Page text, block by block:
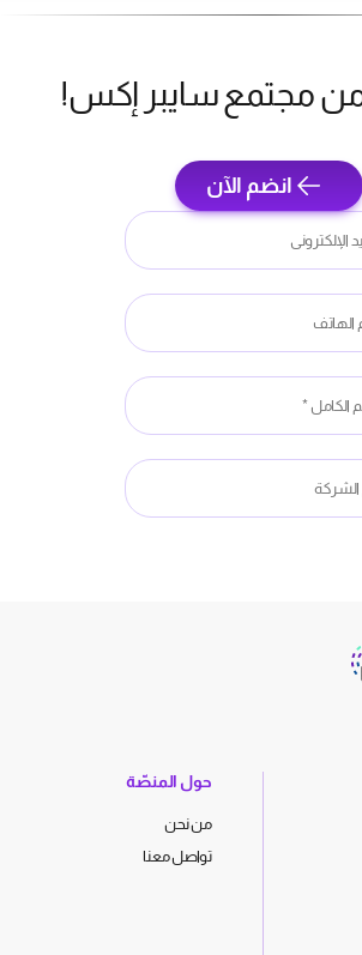
مجتمع سايبر إكس!
انضم الآن
حول المنصّة
من نحن
تواصل معنا